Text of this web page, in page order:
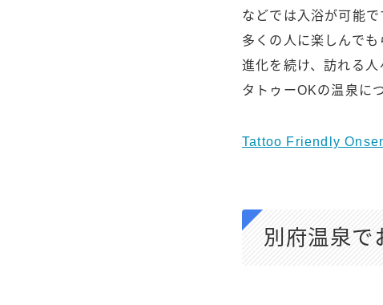
などでは入浴が可能
多くの人に楽しんで
進化を続け、訪れる人
タトゥーOKの温泉に
Tattoo Friendly
別府温泉で